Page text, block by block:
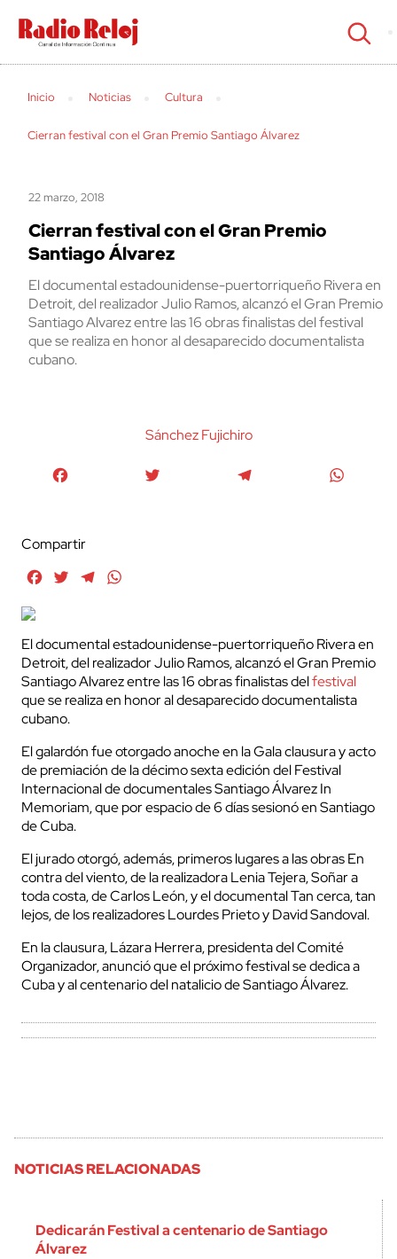
cerrar
Inicio Noticias Cultura
Cierran festival con el Gran Premio Santiago Álvarez
22 marzo, 2018
Cierran festival con el Gran Premio
Santiago Álvarez
El documental estadounidense-puertorriqueño Rivera en
Detroit, del realizador Julio Ramos, alcanzó el Gran Premio
Santiago Alvarez entre las 16 obras finalistas del festival
que se realiza en honor al desaparecido documentalista
cubano.
Sánchez Fujichiro
Compartir
FacebookTwitterTelegram
El documental estadounidense-puertorriqueño Rivera en
Detroit, del realizador Julio Ramos, alcanzó el Gran Premio
Santiago Alvarez entre las 16 obras finalistas delfestival
que se realiza en honor al desaparecido documentalista
cubano.
El galardón fue otorgado anoche en la Gala clausura y acto
de premiación de la décimo sexta edición del Festival
Internacional de documentales Santiago Álvarez In
Memoriam, que por espacio de 6 días sesionó en Santiago
de Cuba.
El jurado otorgó, además, primeros lugares a las obras En
contra del viento, de la realizadora Lenia Tejera, Soñar a
toda costa, de Carlos León, y el documental Tan cerca, tan
lejos, de los realizadores Lourdes Prieto y David Sandoval.
En la clausura, Lázara Herrera, presidenta del Comité
Organizador, anunció que el próximo festival se dedica a
Cuba y al centenario del natalicio de Santiago Álvarez.
NOTICIAS RELACIONADAS
Dedicarán Festival a centenario de Santiago
Álvarez